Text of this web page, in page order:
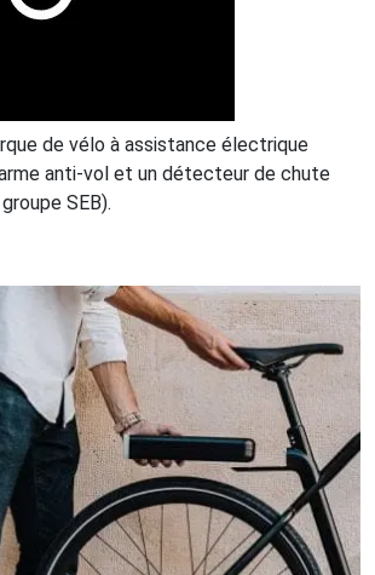
de vélo à assistance électrique
anti-vol et un détecteur de chute
SEB).